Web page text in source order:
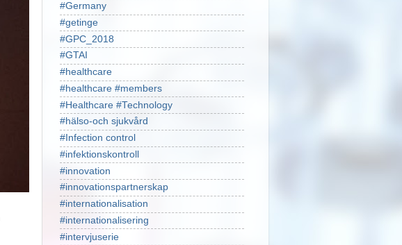
#Germany
#getinge
#GPC_2018
#GTAI
#healthcare
#healthcare #members
#Healthcare #Technology
#hälso-och sjukvård
#Infection control
#infektionskontroll
#innovation
#innovationspartnerskap
#internationalisation
#internationalisering
#intervjuserie